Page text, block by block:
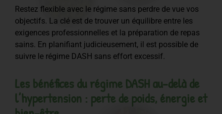
Restez flexible avec le régime sans perdre de vue vos
objectifs. La clé est de trouver un équilibre entre les
exigences professionnelles et la préparation de repas
sains. En planifiant judicieusement, il est possible de
suivre le régime DASH sans effort excessif.
Les bénéfices du régime DASH au-delà de
l’hypertension : perte de poids, énergie et